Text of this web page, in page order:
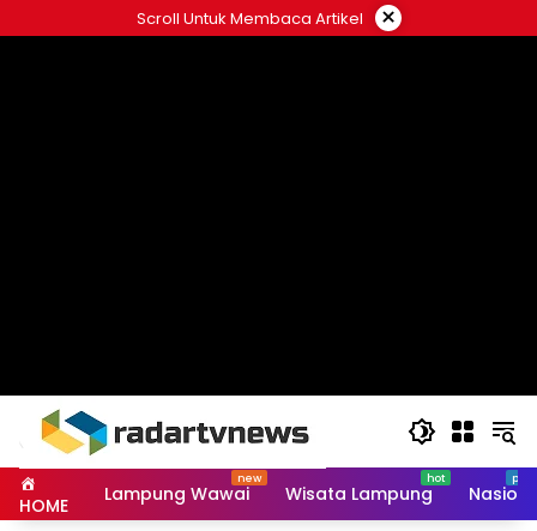
to
Scroll Untuk Membaca Artikel ×
HOME Lampung Wawai Wisata Lampung